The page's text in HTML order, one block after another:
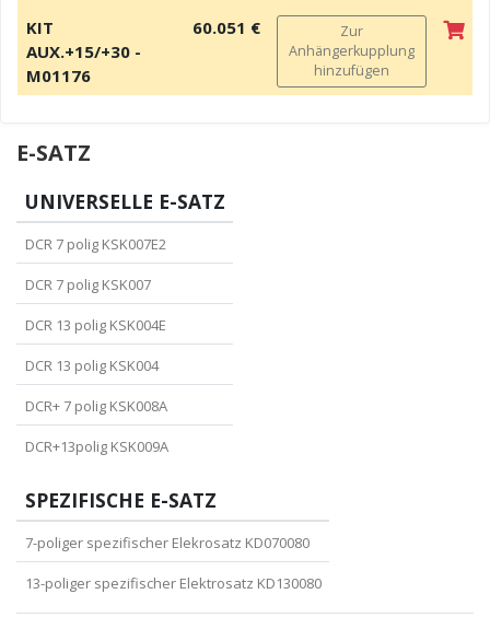
KIT
AUX.+15/+30 -
M01176
60.051 €
Zur
Anhängerkupplung
hinzufügen
E-SATZ
UNIVERSELLE E-SATZ
DCR 7 polig KSK007E2
DCR 7 polig KSK007
DCR 13 polig KSK004E
DCR 13 polig KSK004
DCR+ 7 polig KSK008A
DCR+13polig KSK009A
SPEZIFISCHE E-SATZ
7-poliger spezifischer Elekrosatz KD070080
13-poliger spezifischer Elektrosatz KD130080